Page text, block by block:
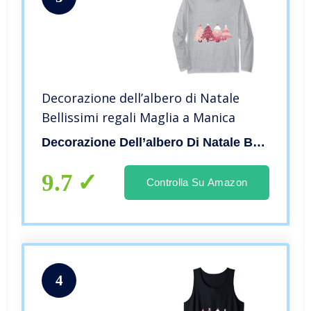
Decorazione dell’albero di Natale
Bellissimi regali Maglia a Manica
Decorazione Dell’albero Di Natale Bellissimi Regal
9.7 Controlla Su Amazon
4